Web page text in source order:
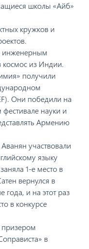
школы «Айб»
кружков и
инженерным
космос из Индии.
получили
Они победили на
науки и
Армению
участвовали
языку
1-е место в
вернулся в
года, и на этот раз
в конкурсе
призером
в